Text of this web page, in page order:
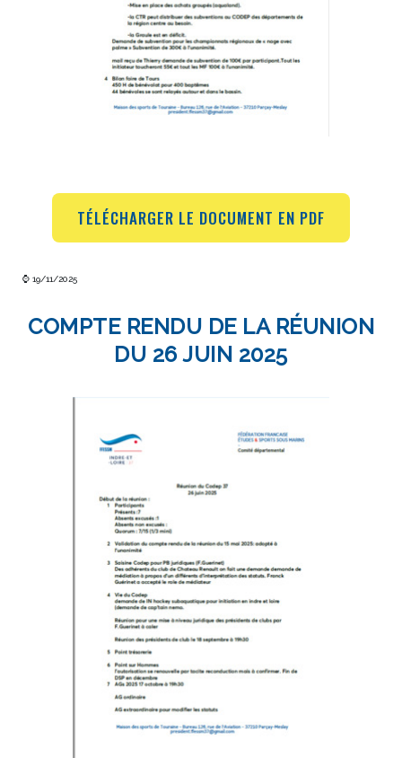
TÉLÉCHARGER LE DOCUMENT EN PDF
⌚ 19/11/2025
COMPTE RENDU DE LA RÉUNION
DU 26 JUIN 2025